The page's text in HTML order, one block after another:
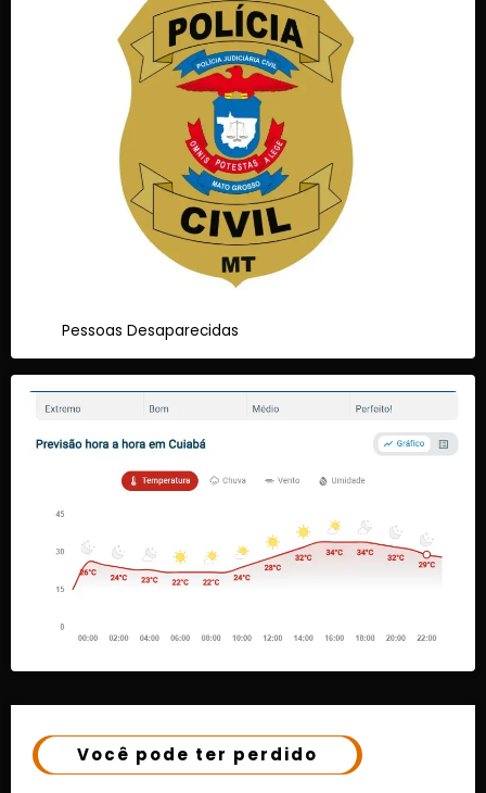
Pessoas Desaparecidas
Você pode ter perdido